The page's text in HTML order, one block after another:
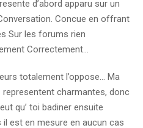
d’abord apparu sur un
Concue en offrant
Sur les forums rien
Correctement…
totalement l’oppose… Ma
charmantes, donc
qu’ toi badiner ensuite
est en mesure en aucun cas